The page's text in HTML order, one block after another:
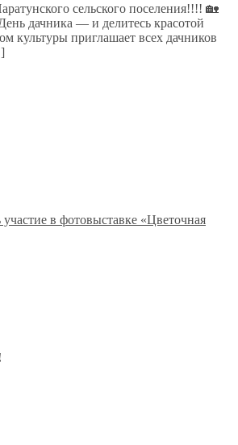
сельского поселения!!!! 🏡
дачника — и делитесь красотой
культуры приглашает всех дачников
в фотовыставке «Цветочная